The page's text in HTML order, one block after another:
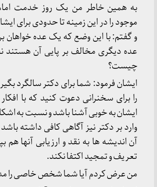
به همین خاطر من یک روز خدمت
موجود را در این زمینه تا حدودی برای
و گفتم: با این وضع که یک عده خواهان
عده دیگری مخالف بر پایی آن هستند
چیست؟
ایشان فرمود: شما برای دکتر سالگرد
را برای سخنرانی دعوت کنید که با
ایشان به خوبی آشنا باشد و نسبت به
وارد بر دکتر نیز آگاهی کافی داشته
آن اندیشه ها به نقد و ارزیابی آنها هم
تعریف و تمجید اکتفا نکند.
من عرض کردم آیا شما شخص خاصی را مد